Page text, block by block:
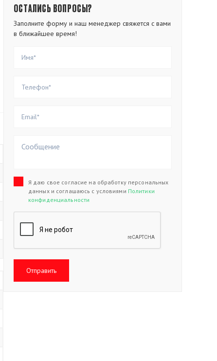
ОСТАЛИСЬ ВОПРОСЫ?
Заполните форму и наш менеджер свяжется с вами
в ближайшее время!
Я даю свое согласие на обработку персональных
данных и соглашаюсь с условиями Политики
конфиденциальности
Отправить